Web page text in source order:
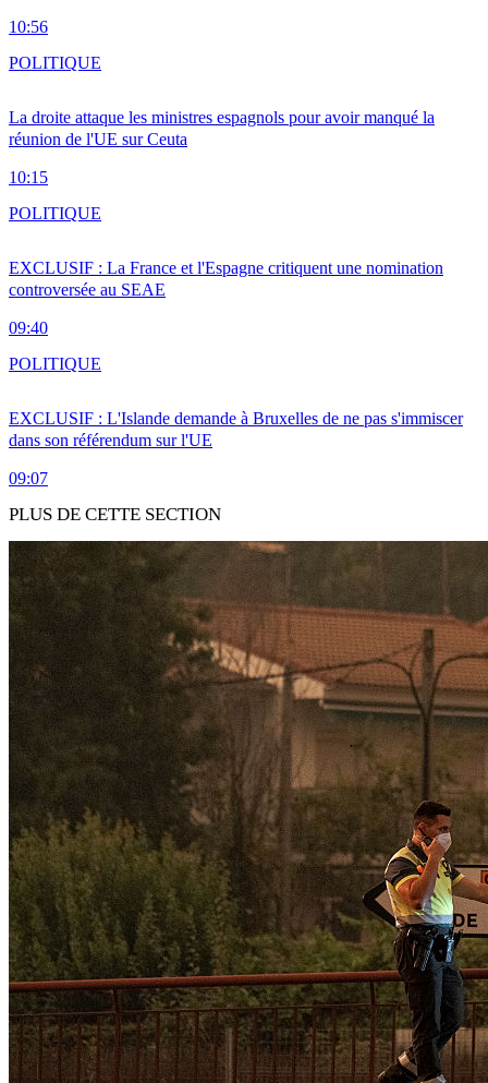
10:56
La droite attaque les ministres espagnols pour avoir manqué la
réunion de l'UE sur Ceuta
10:15
POLITIQUE
EXCLUSIF : La France et l'Espagne critiquent une nomination
controversée au SEAE
09:40
POLITIQUE
EXCLUSIF : L'Islande demande à Bruxelles de ne pas s'immiscer
dans son référendum sur l'UE
09:07
POLITIQUE
PLUS DE CETTE SECTION